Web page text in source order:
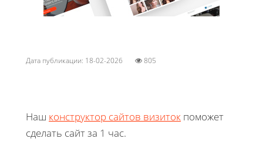
Дата публикации: 18-02-2026 805
Наш конструктор сайтов визиток поможет
сделать сайт за 1 час.